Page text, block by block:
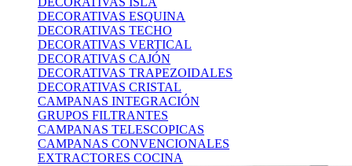
DECORATIVAS ESQUINA
DECORATIVAS TECHO
DECORATIVAS VERTICAL
DECORATIVAS CAJÓN
DECORATIVAS TRAPEZOIDALES
DECORATIVAS CRISTAL
CAMPANAS INTEGRACIÓN
GRUPOS FILTRANTES
CAMPANAS TELESCOPICAS
CAMPANAS CONVENCIONALES
EXTRACTORES COCINA